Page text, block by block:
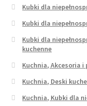
Kubki dla
Kubki dla
Kubki dla
kuchenne
Kuchnia, Akcesoria i
Kuchnia, Deski
Kuchnia, Kubki dla